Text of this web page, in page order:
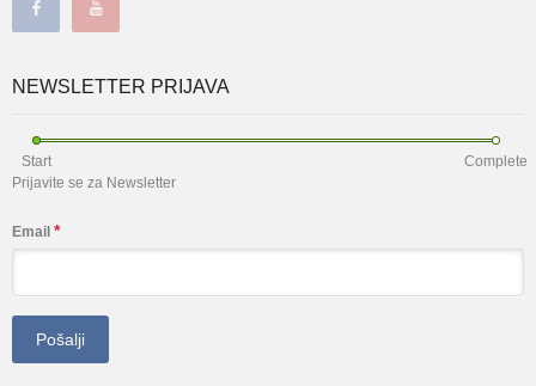
NEWSLETTER PRIJAVA
Start
Complete
Prijavite se za Newsletter
Email *